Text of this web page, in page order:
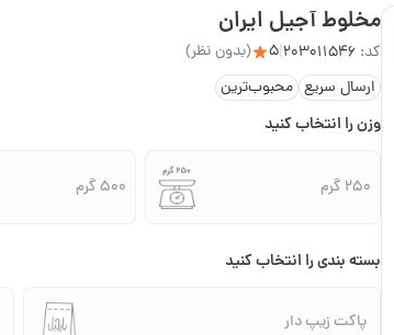
مخلوط آجیل ایران
کد: 203011546
|
5
(بدون نظر)
ارسال سریع محبوب‌ترین
وزن را انتخاب کنید
250 گرم 500 گرم
بسته بندی را انتخاب کنید
پاکت زیپ دار